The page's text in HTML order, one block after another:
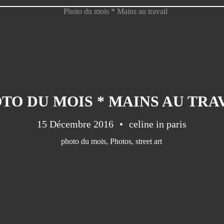
DU MOIS * MAINS AU
15 Décembre 2016 celine in paris
photo du mois, Photos, street art